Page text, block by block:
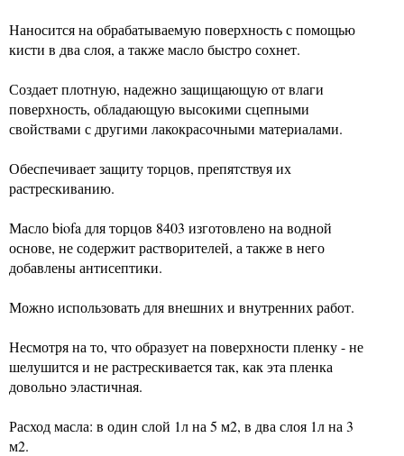
Наносится на обрабатываемую поверхность с помощью
кисти в два слоя, а также масло быстро сохнет.
Создает плотную, надежно защищающую от влаги
поверхность, обладающую высокими сцепными
свойствами с другими лакокрасочными материалами.
Обеспечивает защиту торцов, препятствуя их
растрескиванию.
Масло biofa для торцов 8403 изготовлено на водной
основе, не содержит растворителей, а также в него
добавлены антисептики.
Можно использовать для внешних и внутренних работ.
Несмотря на то, что образует на поверхности пленку - не
шелушится и не растрескивается так, как эта пленка
довольно эластичная.
Расход масла: в один слой 1л на 5 м2, в два слоя 1л на 3
м2.